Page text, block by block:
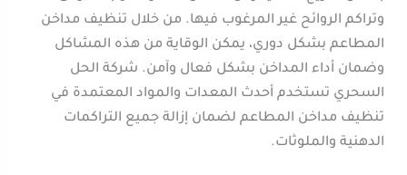
وتراكم الروائح غير المرغوب فيها. من خلال تنظيف مداخن
المطاعم بشكل دوري، يمكن الوقاية من هذه المشاكل
وضمان أداء المداخن بشكل فعال وآمن. شركة الحل
السحري تستخدم أحدث المعدات والمواد المعتمدة في
تنظيف مداخن المطاعم لضمان إزالة جميع التراكمات
الدهنية والملوثات.